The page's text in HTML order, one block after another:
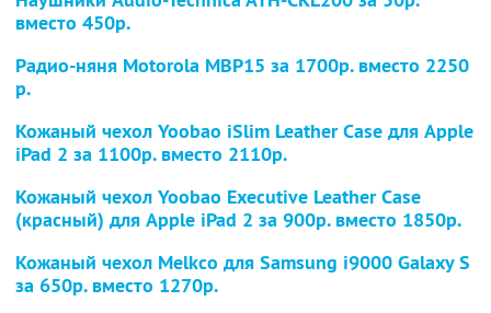
вместо 450р.
Радио-няня Motorola MBP15 за 1700р. вместо 2250
р.
Кожаный чехол Yoobao iSlim Leather Case для Apple
iPad 2 за 1100р. вместо 2110р.
Кожаный чехол Yoobao Executive Leather Case
(красный) для Apple iPad 2 за 900р. вместо 1850р.
Кожаный чехол Melkco для Samsung i9000 Galaxy S
за 650р. вместо 1270р.